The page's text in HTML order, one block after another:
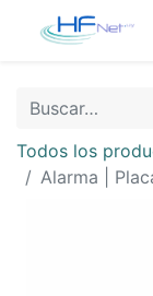
Todos los
Alarma |